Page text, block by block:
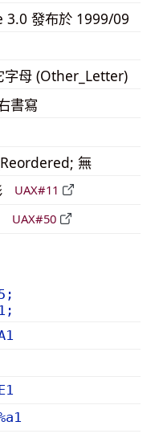
3.0 發布於 1999/09
字母 (Other_Letter)
書寫
無
UAX#11
UAX#50